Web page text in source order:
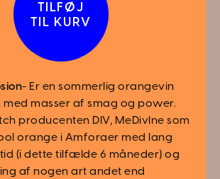
- Er en sommerlig orangevin
masser af smag og power.
producenten DIV, MeDivIne som
orange i Amforaer med lang
(i dette tilfælde 6 måneder) og
af nogen art andet end